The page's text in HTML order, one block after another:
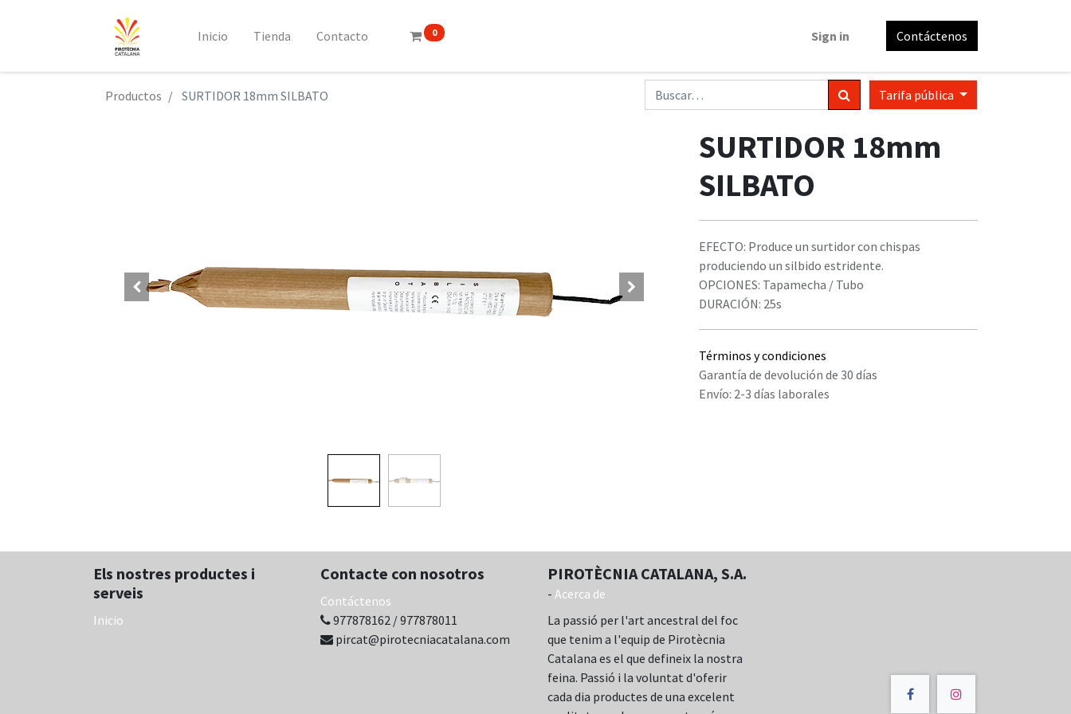
Inicio Tienda Contacto 0 Sign in Contáctenos
Productos SURTIDOR 18mm SILBATO Tarifa pública
SURTIDOR 18mm
SILBATO
EFECTO: Produce un surtidor con chispas
produciendo un silbido estridente.
OPCIONES: Tapamecha / Tubo
DURACIÓN: 25s
Términos y condiciones
Garantía de devolución de 30 días
Envío: 2-3 días laborales
Els nostres productes i
serveis
Inicio
Contacte con nosotros
Contáctenos
977878162 / 977878011
pircat@pirotecniacatalana.com
PIROTÈCNIA CATALANA, S.A.
- Acerca de
La passió per l'art ancestral del foc
que tenim a l'equip de Pirotècnia
Catalana es el que defineix la nostra
feina. Passió i la voluntat d'oferir
cada dia productes de una excelent